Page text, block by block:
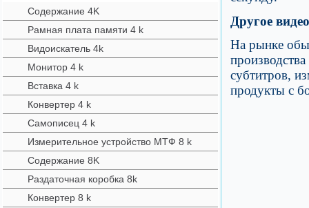
Содержание 4K
Рамная плата памяти 4 k
Видоискатель 4k
Монитор 4 k
Вставка 4 k
Конвертер 4 k
Самописец 4 k
Измерительное устройство МТФ 8 k
Содержание 8K
Раздаточная коробка 8k
Конвертер 8 k
Другое
На рынке
субтитров,
продукты с